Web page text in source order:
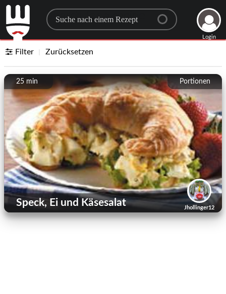
Search for a recipe
Login
Filter Zurücksetzen
Portionen
25 min
Jhollinger12
Speck, Ei und Käsesalat